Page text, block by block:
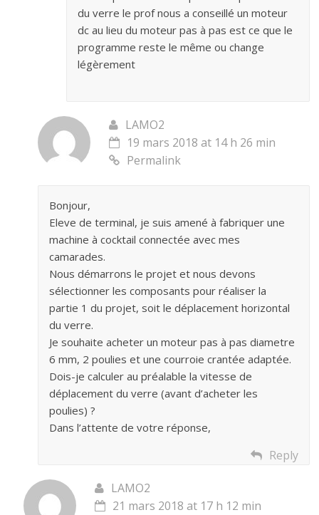
du verre le prof nous a conseillé un moteur
dc au lieu du moteur pas à pas est ce que le
programme reste le même ou change
légèrement
LAMO2
19 mars 2018 at 14 h 26 min
Permalink
Bonjour,
Eleve de terminal, je suis amené à fabriquer une
machine à cocktail connectée avec mes
camarades.
Nous démarrons le projet et nous devons
sélectionner les composants pour réaliser la
partie 1 du projet, soit le déplacement horizontal
du verre.
Je souhaite acheter un moteur pas à pas diametre
6 mm, 2 poulies et une courroie crantée adaptée.
Dois-je calculer au préalable la vitesse de
déplacement du verre (avant d’acheter les
poulies) ?
Dans l’attente de votre réponse,
Reply
LAMO2
21 mars 2018 at 17 h 12 min